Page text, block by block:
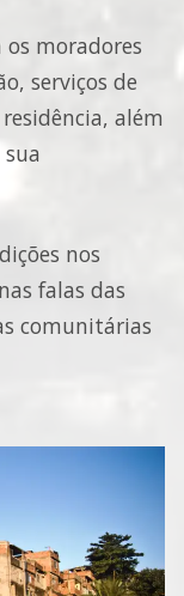
moradores
serviços de
além
nos
falas das
comunitárias